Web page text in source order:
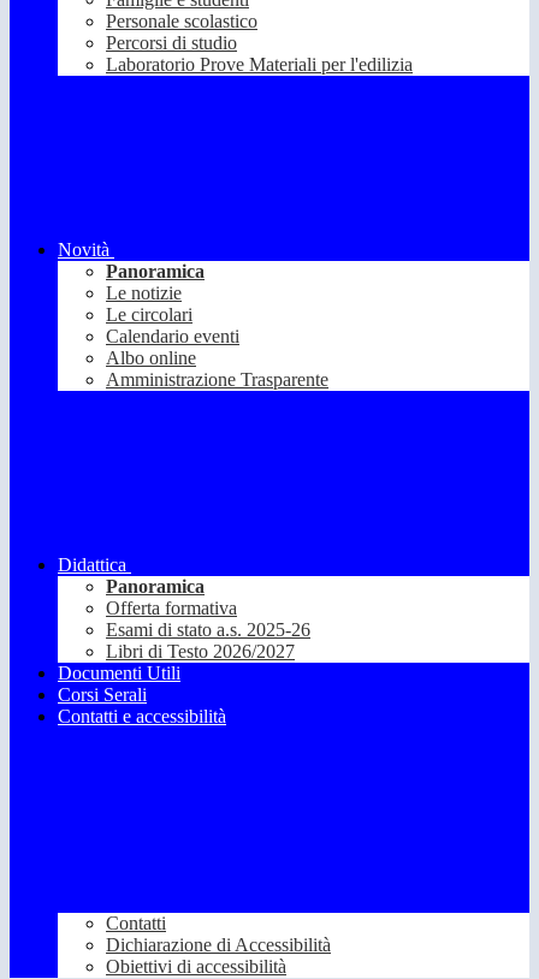
Personale scolastico
Percorsi di studio
Laboratorio Prove Materiali per l'edilizia
Novità
Panoramica
Le notizie
Le circolari
Calendario eventi
Albo online
Amministrazione Trasparente
Didattica
Panoramica
Offerta formativa
Esami di stato a.s. 2025-26
Libri di Testo 2026/2027
Documenti Utili
Corsi Serali
Contatti e accessibilità
Contatti
Dichiarazione di Accessibilità
Obiettivi di accessibilità